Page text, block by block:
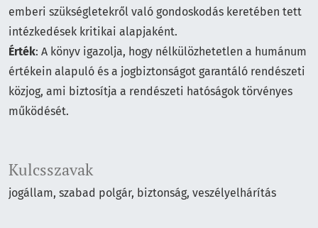
Kulcsszavak
jogállam, szabad polgár, biztonság, veszélyelhárítás
emberi szükségletekről való gondoskodás keretében tett
intézkedések kritikai alapjaként.
Érték: A könyv igazolja, hogy nélkülözhetetlen a humánum
értékein alapuló és a jogbiztonságot garantáló rendészeti
közjog, ami biztosítja a rendészeti hatóságok törvényes
működését.